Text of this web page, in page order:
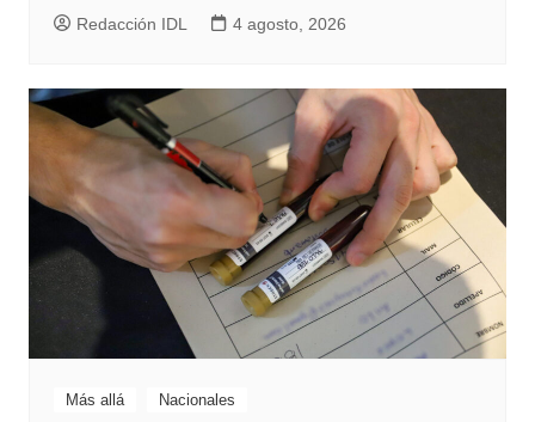
Redacción IDL 4 agosto, 2026
Más allá Nacionales